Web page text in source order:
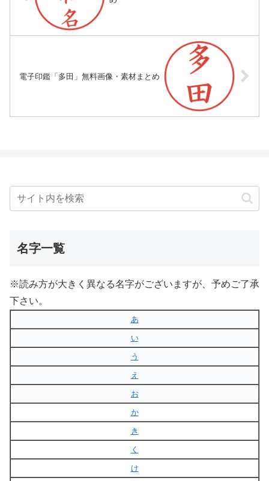
電子印鑑「多田」無料画像・素材まとめ
名字一覧
※読み方が大きく異なる名字がございますが、予めご了承
下さい。
あ
い
う
え
お
か
き
く
け